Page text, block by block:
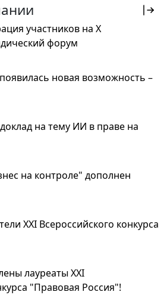
участников на X
форум
новая возможность –
на тему ИИ в праве на
на контроле" дополнен
XXI Всероссийского конкурса
лауреаты XXI
"Правовая Россия"!